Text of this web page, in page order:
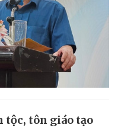
tộc, tôn giáo tạo